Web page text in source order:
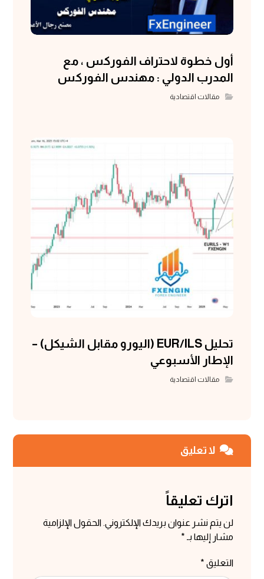
أول خطوة لاحتراف الفوركس ، مع
المدرب الدولي : مهندس الفوركس
مقالات اقتصادية
تحليل EUR/ILS (اليورو مقابل الشيكل) –
الإطار الأسبوعي
مقالات اقتصادية
لا تعليق
اترك تعليقاً
لن يتم نشر عنوان بريدك الإلكتروني. الحقول الإلزامية
مشار إليها بـ *
التعليق *